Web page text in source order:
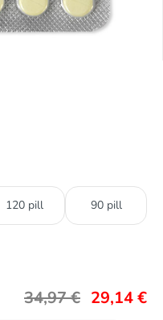
120 pill 90 pill
34,97€ 29,14€